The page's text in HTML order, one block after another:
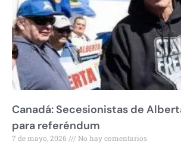
Canadá: Secesionistas de
para referéndum
7 de mayo, 2026 No hay comentarios